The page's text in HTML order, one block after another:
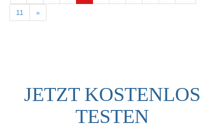
11 »
JETZT KOSTENLOS
TESTEN